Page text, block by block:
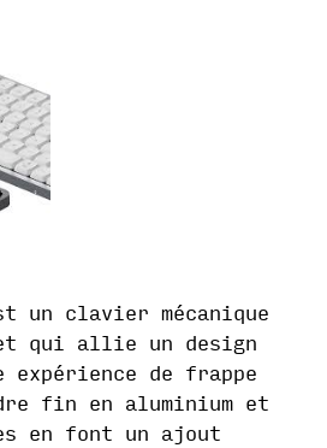
un clavier mécanique
qui allie un design
expérience de frappe
fin en aluminium et
en font un ajout